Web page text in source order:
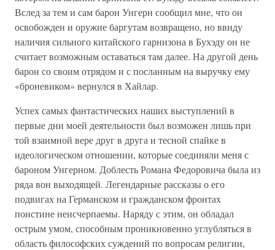
Вслед за тем и сам барон Унгерн сообщил мне, что он
освобожден и оружие баргутам возвращено, но ввиду
наличия сильного китайского гарнизона в Бухэду он не
считает возможным оставаться там далее. На другой день
барон со своим отрядом и с посланным на выручку ему
«броневиком» вернулся в Хайлар.
Успех самых фантастических наших выступлений в
первые дни моей деятельности был возможен лишь при
той взаимной вере друг в друга и тесной спайке в
идеологическом отношении, которые соединяли меня с
бароном Унгерном. Доблесть Романа Федоровича была из
ряда вон выходящей. Легендарные рассказы о его
подвигах на Германском и гражданском фронтах
поистине неисчерпаемы. Наряду с этим, он обладал
острым умом, способным проникновенно углубляться в
область философских суждений по вопросам религии,